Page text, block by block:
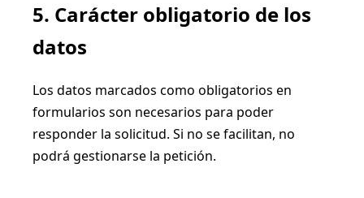
5. Carácter obligatorio de los
datos
Los datos marcados como obligatorios en
formularios son necesarios para poder
responder la solicitud. Si no se facilitan, no
podrá gestionarse la petición.